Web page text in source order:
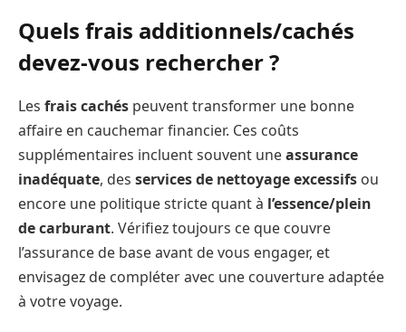
Quels frais additionnels/cachés
devez-vous rechercher ?
Les frais cachés peuvent transformer une bonne
affaire en cauchemar financier. Ces coûts
supplémentaires incluent souvent uneassurance
inadéquate, des services de nettoyage excessifs ou
encore une politique stricte quant à l’essence/plein
de carburant. Vérifiez toujours ce que couvre
l’assurance de base avant de vous engager, et
envisagez de compléter avec une couverture adaptée
à votre voyage.